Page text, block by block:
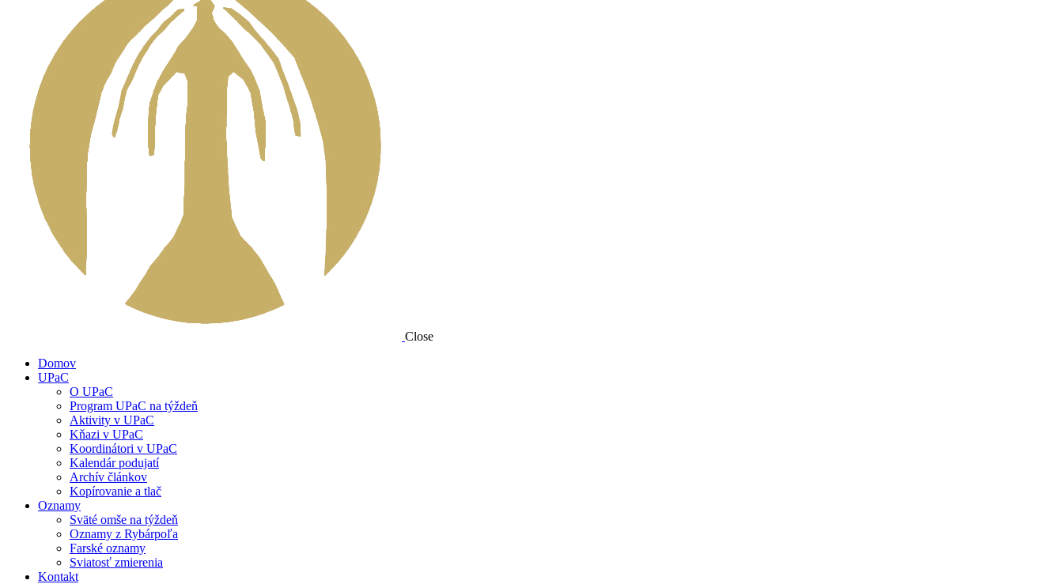
Close
Domov
UPaC
O UPaC
Program UPaC na týždeň
Aktivity v UPaC
Kňazi v UPaC
Koordinátori v UPaC
Kalendár podujatí
Archív článkov
Kopírovanie a tlač
Oznamy
Sväté omše na týždeň
Oznamy z Rybárpoľa
Farské oznamy
Sviatosť zmierenia
Kontakt